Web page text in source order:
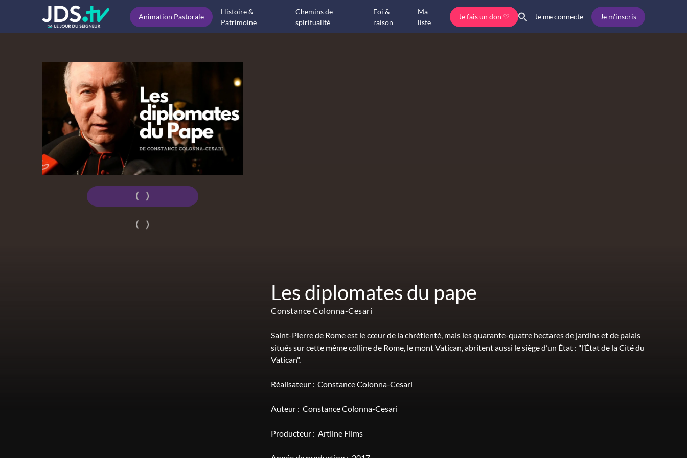
Animation Pastorale
Histoire &
Patrimoine
Chemins de
spiritualité
Foi &
raison
Ma
liste
Je fais un don ♡ Je me connecte Je m'inscris
Les diplomates du pape
Constance Colonna-Cesari
Saint-Pierre de Rome est le cœur de la chrétienté, mais les quarante-quatre hectares de jardins et de palais
situés sur cette même colline de Rome, le mont Vatican, abritent aussi le siège d’un État : "l’État de la Cité du
Vatican".
Réalisateur : Constance Colonna-Cesari
Auteur : Constance Colonna-Cesari
Producteur : Artline Films